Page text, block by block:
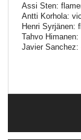
Assi Sten:
Antti Korhola:
Henri Syrjänen:
Tahvo Himanen:
Javier Sanchez: